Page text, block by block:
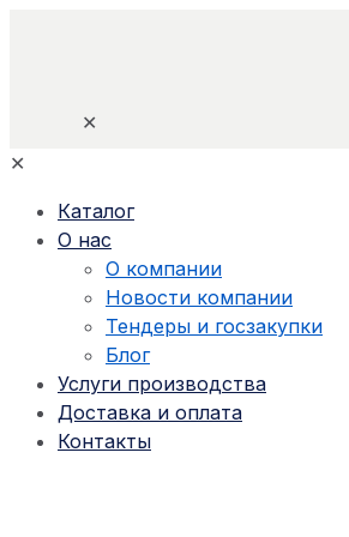
✕
✕
Каталог
О нас
О компании
Новости компании
Тендеры и госзакупки
Блог
Услуги производства
Доставка и оплата
Контакты